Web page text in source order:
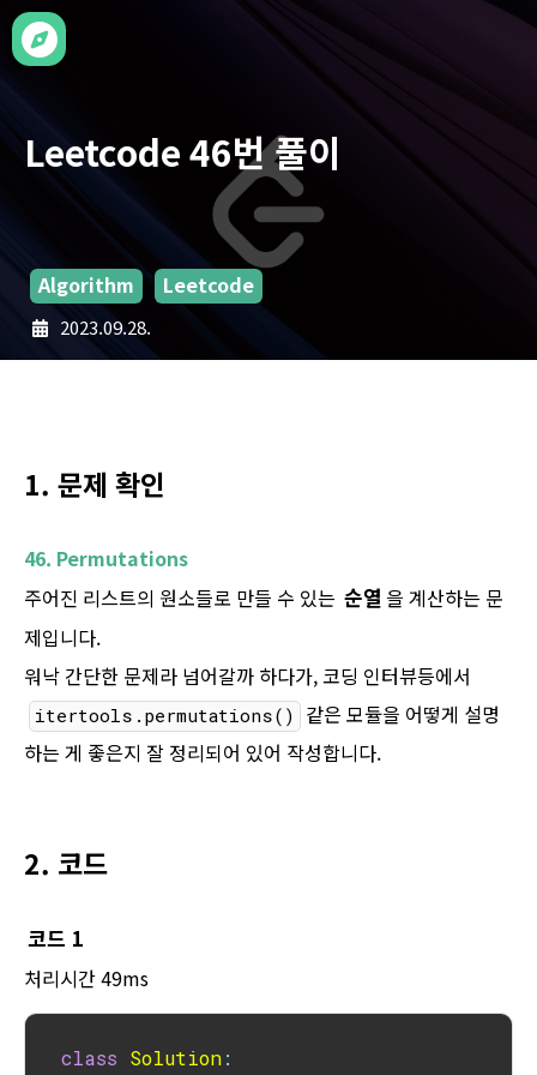
Leetcode 46번 풀이
Algorithm Leetcode
2023.09.28.
1. 문제 확인
46. Permutations
주어진 리스트의 원소들로 만들 수 있는 순열 을 계산하는 문
제입니다.
워낙 간단한 문제라 넘어갈까 하다가, 코딩 인터뷰등에서
itertools.permutations()
같은 모듈을 어떻게 설명
하는 게 좋은지 잘 정리되어 있어 작성합니다.
2. 코드
코드 1
처리시간 49ms
class Solution: